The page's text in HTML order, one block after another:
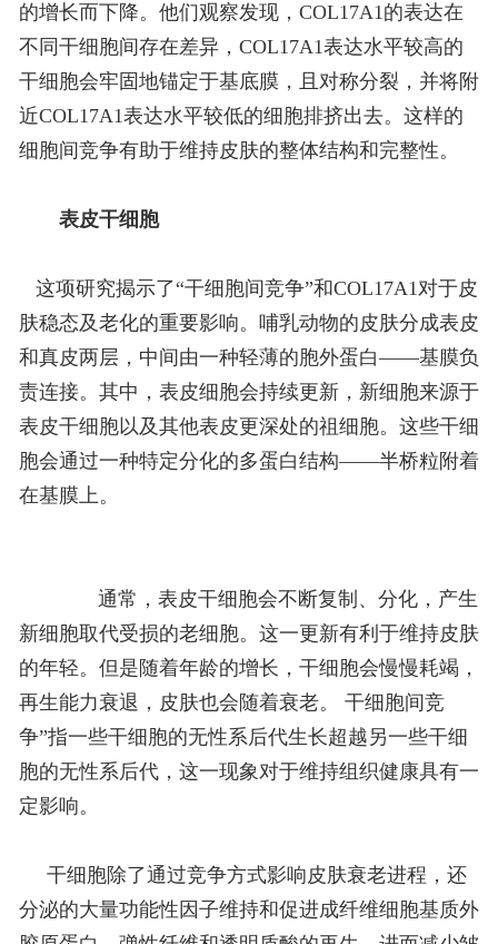
的增长而下降。他们观察发现，COL17A1的表达在
不同干细胞间存在差异，COL17A1表达水平较高的
干细胞会牢固地锚定于基底膜，且对称分裂，并将附
近COL17A1表达水平较低的细胞排挤出去。这样的
细胞间竞争有助于维持皮肤的整体结构和完整性。
表皮干细胞
这项研究揭示了“干细胞间竞争”和COL17A1对于皮
肤稳态及老化的重要影响。 哺乳动物的皮肤分成表皮
和真皮两层，中间由一种轻薄的胞外蛋白——基膜负
责连接。其中，表皮细胞会持续更新，新细胞来源于
表皮干细胞以及其他表皮更深处的祖细胞。这些干细
胞会通过一种特定分化的多蛋白结构——半桥粒附着
在基膜上。
通常，表皮干细胞会不断复制、分化，产生
新细胞取代受损的老细胞。这一更新有利于维持皮肤
的年轻。但是随着年龄的增长，干细胞会慢慢耗竭，
再生能力衰退，皮肤也会随着衰老。
干细胞间竞
争”指一些干细胞的无性系后代生长超越另一些干细
胞的无性系后代，这一现象对于维持组织健康具有一
定影响。
干细胞除了通过竞争方式影响皮肤衰老进程，还
分泌的大量功能性因子维持和促进成纤维细胞基质外